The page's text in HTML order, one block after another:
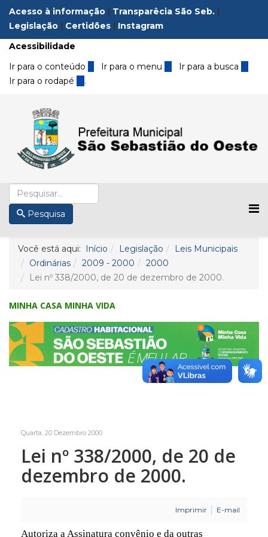
Acesso à informação | Transparêcia São Seb. |
Legislação | Certidões | Instagram
Acessibilidade
Ir para o conteúdo 1 Ir para o menu 2 Ir para a busca3
Ir para o rodapé 4 .
Pesquisa
Você está aqui: Início Legislação
Leis Municipais
Ordinárias
2009 - 2000
2000
Lei nº 338/2000, de 20 de dezembro de 2000.
MINHA CASA MINHA VIDA
Quarta, 20 Dezembro 2000
Lei nº 338/2000, de 20 de
dezembro de 2000.
Imprimir E-mail
Autoriza a Assinatura convênio e da outras